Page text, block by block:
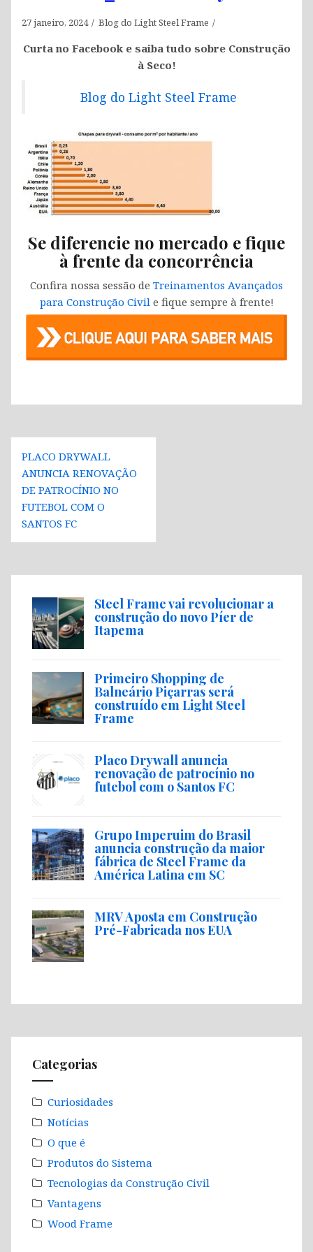
27 janeiro, 2024 Blog do Light Steel Frame
Curta no Facebook e saiba tudo sobre Construção
à Seco!
Blog do Light Steel Frame
Se diferencie no mercado e fique
à frente da concorrência
Confira nossa sessão de Treinamentos Avançados
para Construção Civile fique sempre à frente!
Navegação
de
Post
PLACO DRYWALL
ANUNCIA RENOVAÇÃO
DE PATROCÍNIO NO
FUTEBOL COM O
SANTOS FC
Steel Frame vai revolucionar a
construção do novo Píer de
Itapema
Primeiro Shopping de
Balneário Piçarras será
construído em Light Steel
Frame
Placo Drywall anuncia
renovação de patrocínio no
futebol com o Santos FC
Grupo Imperuim do Brasil
anuncia construção da maior
fábrica de Steel Frame da
América Latina em SC
MRV Aposta em Construção
Pré-Fabricada nos EUA
Categorias
Curiosidades
Notícias
O que é
Produtos do Sistema
Tecnologias da Construção Civil
Vantagens
Wood Frame